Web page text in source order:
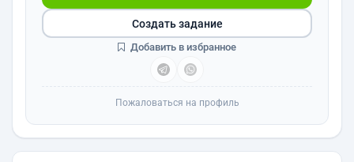
Создать задание
Добавить в избранное
Пожаловаться на профиль